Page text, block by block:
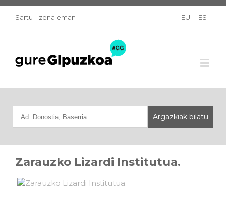
Sartu | Izena eman EU ES
Zarauzko Lizardi Institutua.